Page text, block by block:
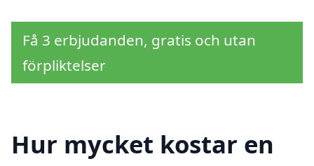
Få 3 erbjudanden, gratis och utan
förpliktelser
Hur mycket kostar en